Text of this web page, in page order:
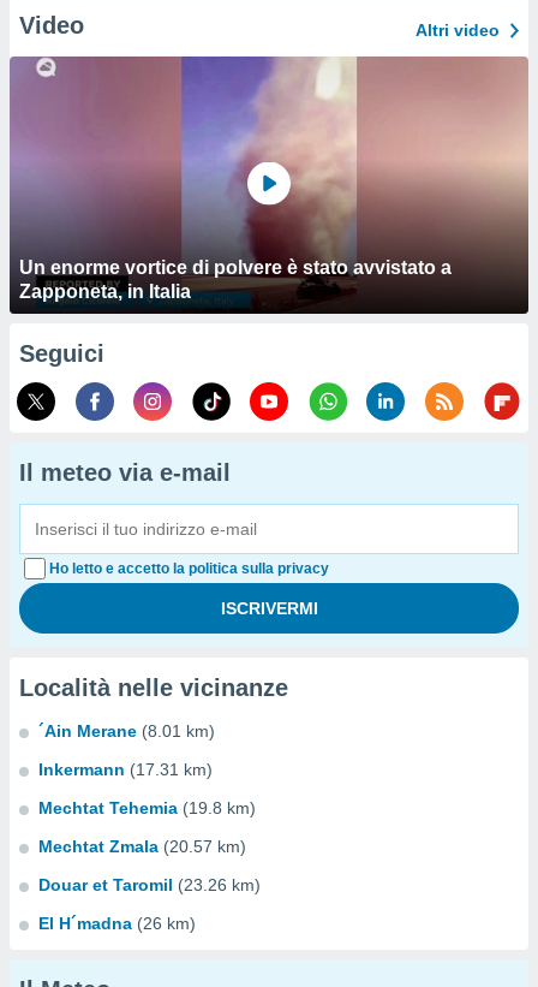
Video Altri video
Un enorme vortice di polvere è stato avvistato a
Zapponeta, in Italia
Seguici
Il meteo via e-mail
Ho letto e accetto la politica sulla privacy
Località nelle vicinanze
´Ain Merane (8.01 km)
Inkermann (17.31 km)
Mechtat Tehemia (19.8 km)
Mechtat Zmala (20.57 km)
Douar et Taromil (23.26 km)
El H´madna (26 km)